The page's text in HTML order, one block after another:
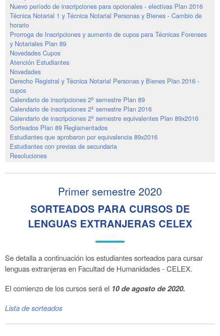
Nuevo período de inscripciones para opcionales - electivas Plan 2016
Técnica Notarial 1 y Técnica Notarial Personas y Bienes - Cambio de
horario
Prorroga de Inscripciones y aumento de cupos para Técnicas Forenses
y Notariales Plan 89
Novedades Cupos
Atención Estudiantes
Novedades
Derecho Registral y Técnica Notarial Personas y Bienes Plan 2016 -
cupos
Calendario de inscripciones 2º semestre Plan 89
Calendario de inscripciones 2º semestre Plan 2016
Calendario de inscripciones 2º semestre equivalentes Plan 89x2016
Sorteados Plan 89 Reglamentados
Estudiantes que aprobaron por equivalencia 89x2016
Estudiantes con previas de secundaria
Resoluciones
Primer semestre 2020
SORTEADOS PARA CURSOS DE
LENGUAS EXTRANJERAS CELEX
Se detalla a continuación los estudiantes sorteados para cursar
lenguas extranjeras en Facultad de Humanidades - CELEX.
El comienzo de los cursos será el 10 de agosto de 2020.
Lista de sorteados